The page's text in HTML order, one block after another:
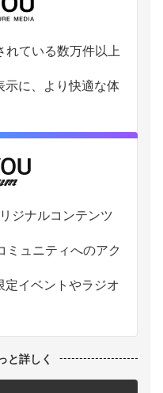
れている数万件以上
示に、より快適な体
ジナルコンテンツ
ミュニティへのアク
定イベントやラジオ
と詳しく